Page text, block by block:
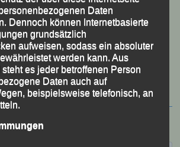
– Stozec/Tusset, 01.08.2026
26.07.2026
Österreich, 25.07.2026
18.07.2026
am Dreisessel“ – Neureichenau, 18.07.2026
Daten
Dennoch können Internetbasierte
grundsätzlich
aufweisen, sodass ein absoluter
werden kann. Aus
es jeder betroffenen Person
Daten auch auf
beispielsweise telefonisch, an